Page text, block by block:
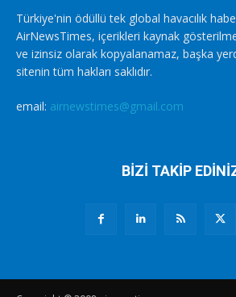
Türkiye'nin ödüllü tek global havacılık
AirNewsTimes, içerikleri kaynak
ve izinsiz olarak kopyalanamaz, başka
sitenin tüm hakları saklıdır.
email: airnewstimes@gmail.com
BİZİ TAKİP